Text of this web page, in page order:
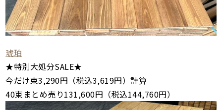
琥珀
★特別大処分SALE★
今だけ束3,290円（税込3,619円）計算
40束まとめ売り131,600円（税込144,760円）